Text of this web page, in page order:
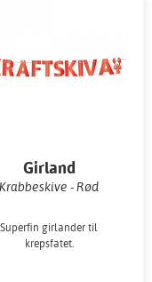
Girland
Krabbeskive - Rød
Superfin girlander til
krepsfatet.